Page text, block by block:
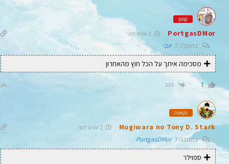
קפטן
PortgasDMor
בתגובה לאבי
מסכימה איתך על הכל חוץ מהאחרון
7 הגב
נקאמה
Mugiwara no Tony D. Stark
בתגובה לPortgasDMor
ספוילר